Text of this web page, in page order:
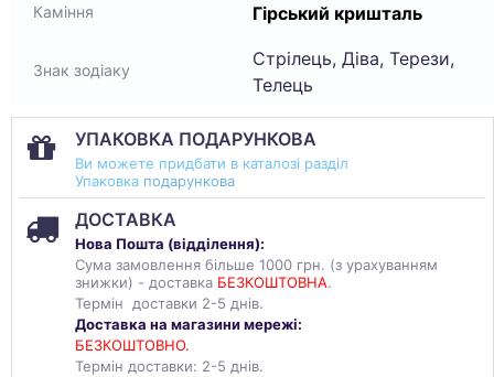
Каміння Гірський кришталь
Знак зодіаку
Стрілець, Діва, Терези,
Телець
УПАКОВКА ПОДАРУНКОВА
Ви можете придбати в каталозі разділ
Упаковка подарункова
ДОСТАВКА
Нова Пошта (відділення):
Сума замовлення більше 1000 грн. (з урахуванням
знижки) - доставка БЕЗКОШТОВНА.
Термін доставки 2-5 днів.
Доставка на магазини мережі:
БЕЗКОШТОВНО.
Термін доставки: 2-5 днів.